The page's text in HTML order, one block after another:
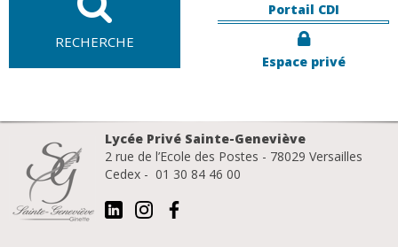
RECHERCHE
Portail CDI
Espace privé
Lycée Privé Sainte-Geneviève
2 rue de l’Ecole des Postes - 78029 Versailles
Cedex - 01 30 84 46 00